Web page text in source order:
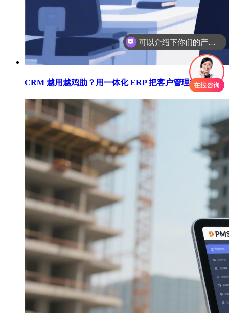
CRM 越用越鸡肋？用一体化 ERP 把客户管理彻底跑通
可以介绍下你们的产品么
你们是怎么收费的呢